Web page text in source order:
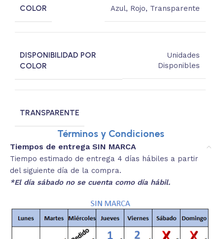
COLOR Azul, Rojo, Transparente
DISPONIBILIDAD POR
COLOR
Unidades
Disponibles
TRANSPARENTE
Términos y Condiciones
Tiempos de entrega SIN MARCA
Tiempo estimado de entrega 4 días hábiles a partir
del siguiente día de la compra.
*El día sábado no se cuenta como día hábil.